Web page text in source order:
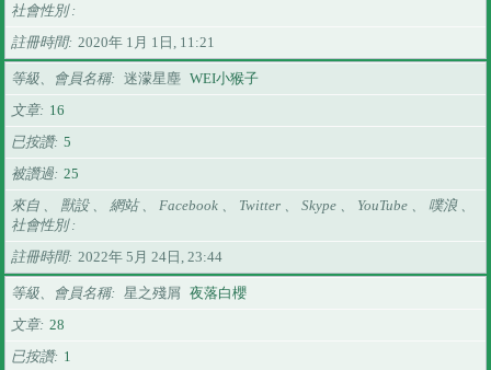
社會性別
註冊時間
2020年 1月 1日, 11:21
等級、會員名稱 迷濛星塵 WEI小猴子
文章
16
已按讚 5
被讚過 25
來自 、 獸設 、 網站 、 Facebook 、 Twitter 、 Skype 、 YouTube 、 噗浪 、
社會性別
註冊時間
2022年 5月 24日, 23:44
等級、會員名稱 星之殘屑 夜落白櫻
文章 28
已按讚
1